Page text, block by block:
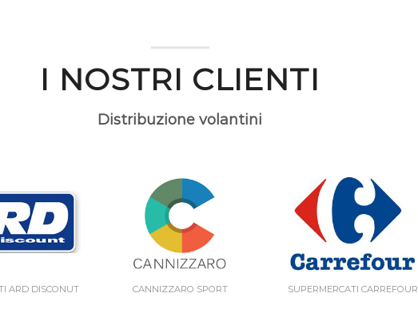
I NOSTRI CLIENTI
Distribuzione volantini
ARD DISCONUT CANNIZZARO SPORT SUPERMERCATI CARREFOUR